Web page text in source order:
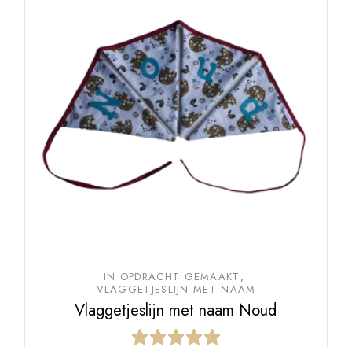
IN OPDRACHT GEMAAKT
VLAGGETJESLIJN MET NAAM
Vlaggetjeslijn met naam Noud